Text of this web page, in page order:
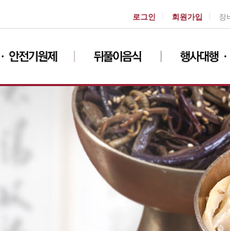
로그인 회원가입 장